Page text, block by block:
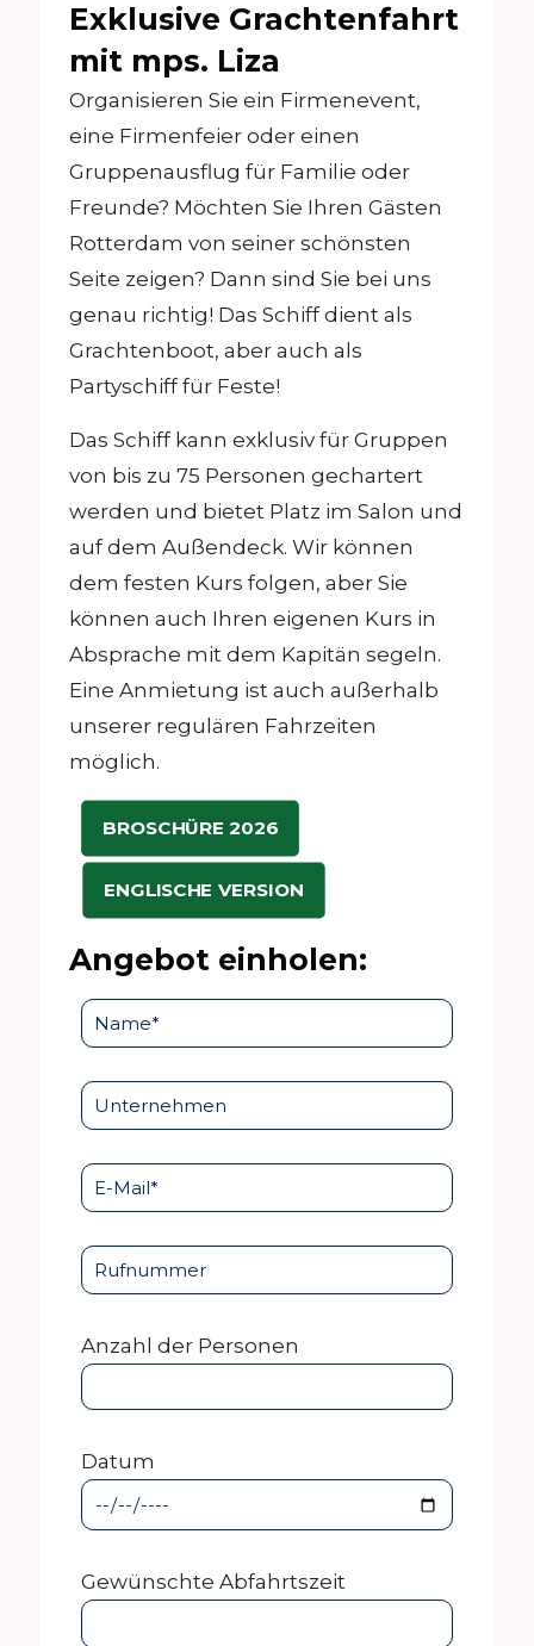
Exklusive Grachtenfahrt
mit mps. Liza
Organisieren Sie ein Firmenevent,
eine Firmenfeier oder einen
Gruppenausflug für Familie oder
Freunde? Möchten Sie Ihren Gästen
Rotterdam von seiner schönsten
Seite zeigen? Dann sind Sie bei uns
genau richtig! Das Schiff dient als
Grachtenboot, aber auch als
Partyschiff für Feste!
Das Schiff kann exklusiv für Gruppen
von bis zu 75 Personen gechartert
werden und bietet Platz im Salon und
auf dem Außendeck. Wir können
dem festen Kurs folgen, aber Sie
können auch Ihren eigenen Kurs in
Absprache mit dem Kapitän segeln.
Eine Anmietung ist auch außerhalb
unserer regulären Fahrzeiten
möglich.
BROSCHÜRE 2026
ENGLISCHE VERSION
Angebot einholen:
Anzahl der Personen
Datum
Gewünschte Abfahrtszeit